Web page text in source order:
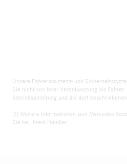
Unsere Fahrerassistenz- und
Sie nicht von Ihrer Verantwortung als
Betriebsanleitung und die dort beschriebenen
[1] Weitere Informationen zum Mercedes-
Sie bei Ihrem Händler.